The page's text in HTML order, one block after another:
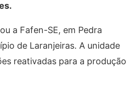
a Fafen-SE, em Pedra
de Laranjeiras. A unidade
reativadas para a produção